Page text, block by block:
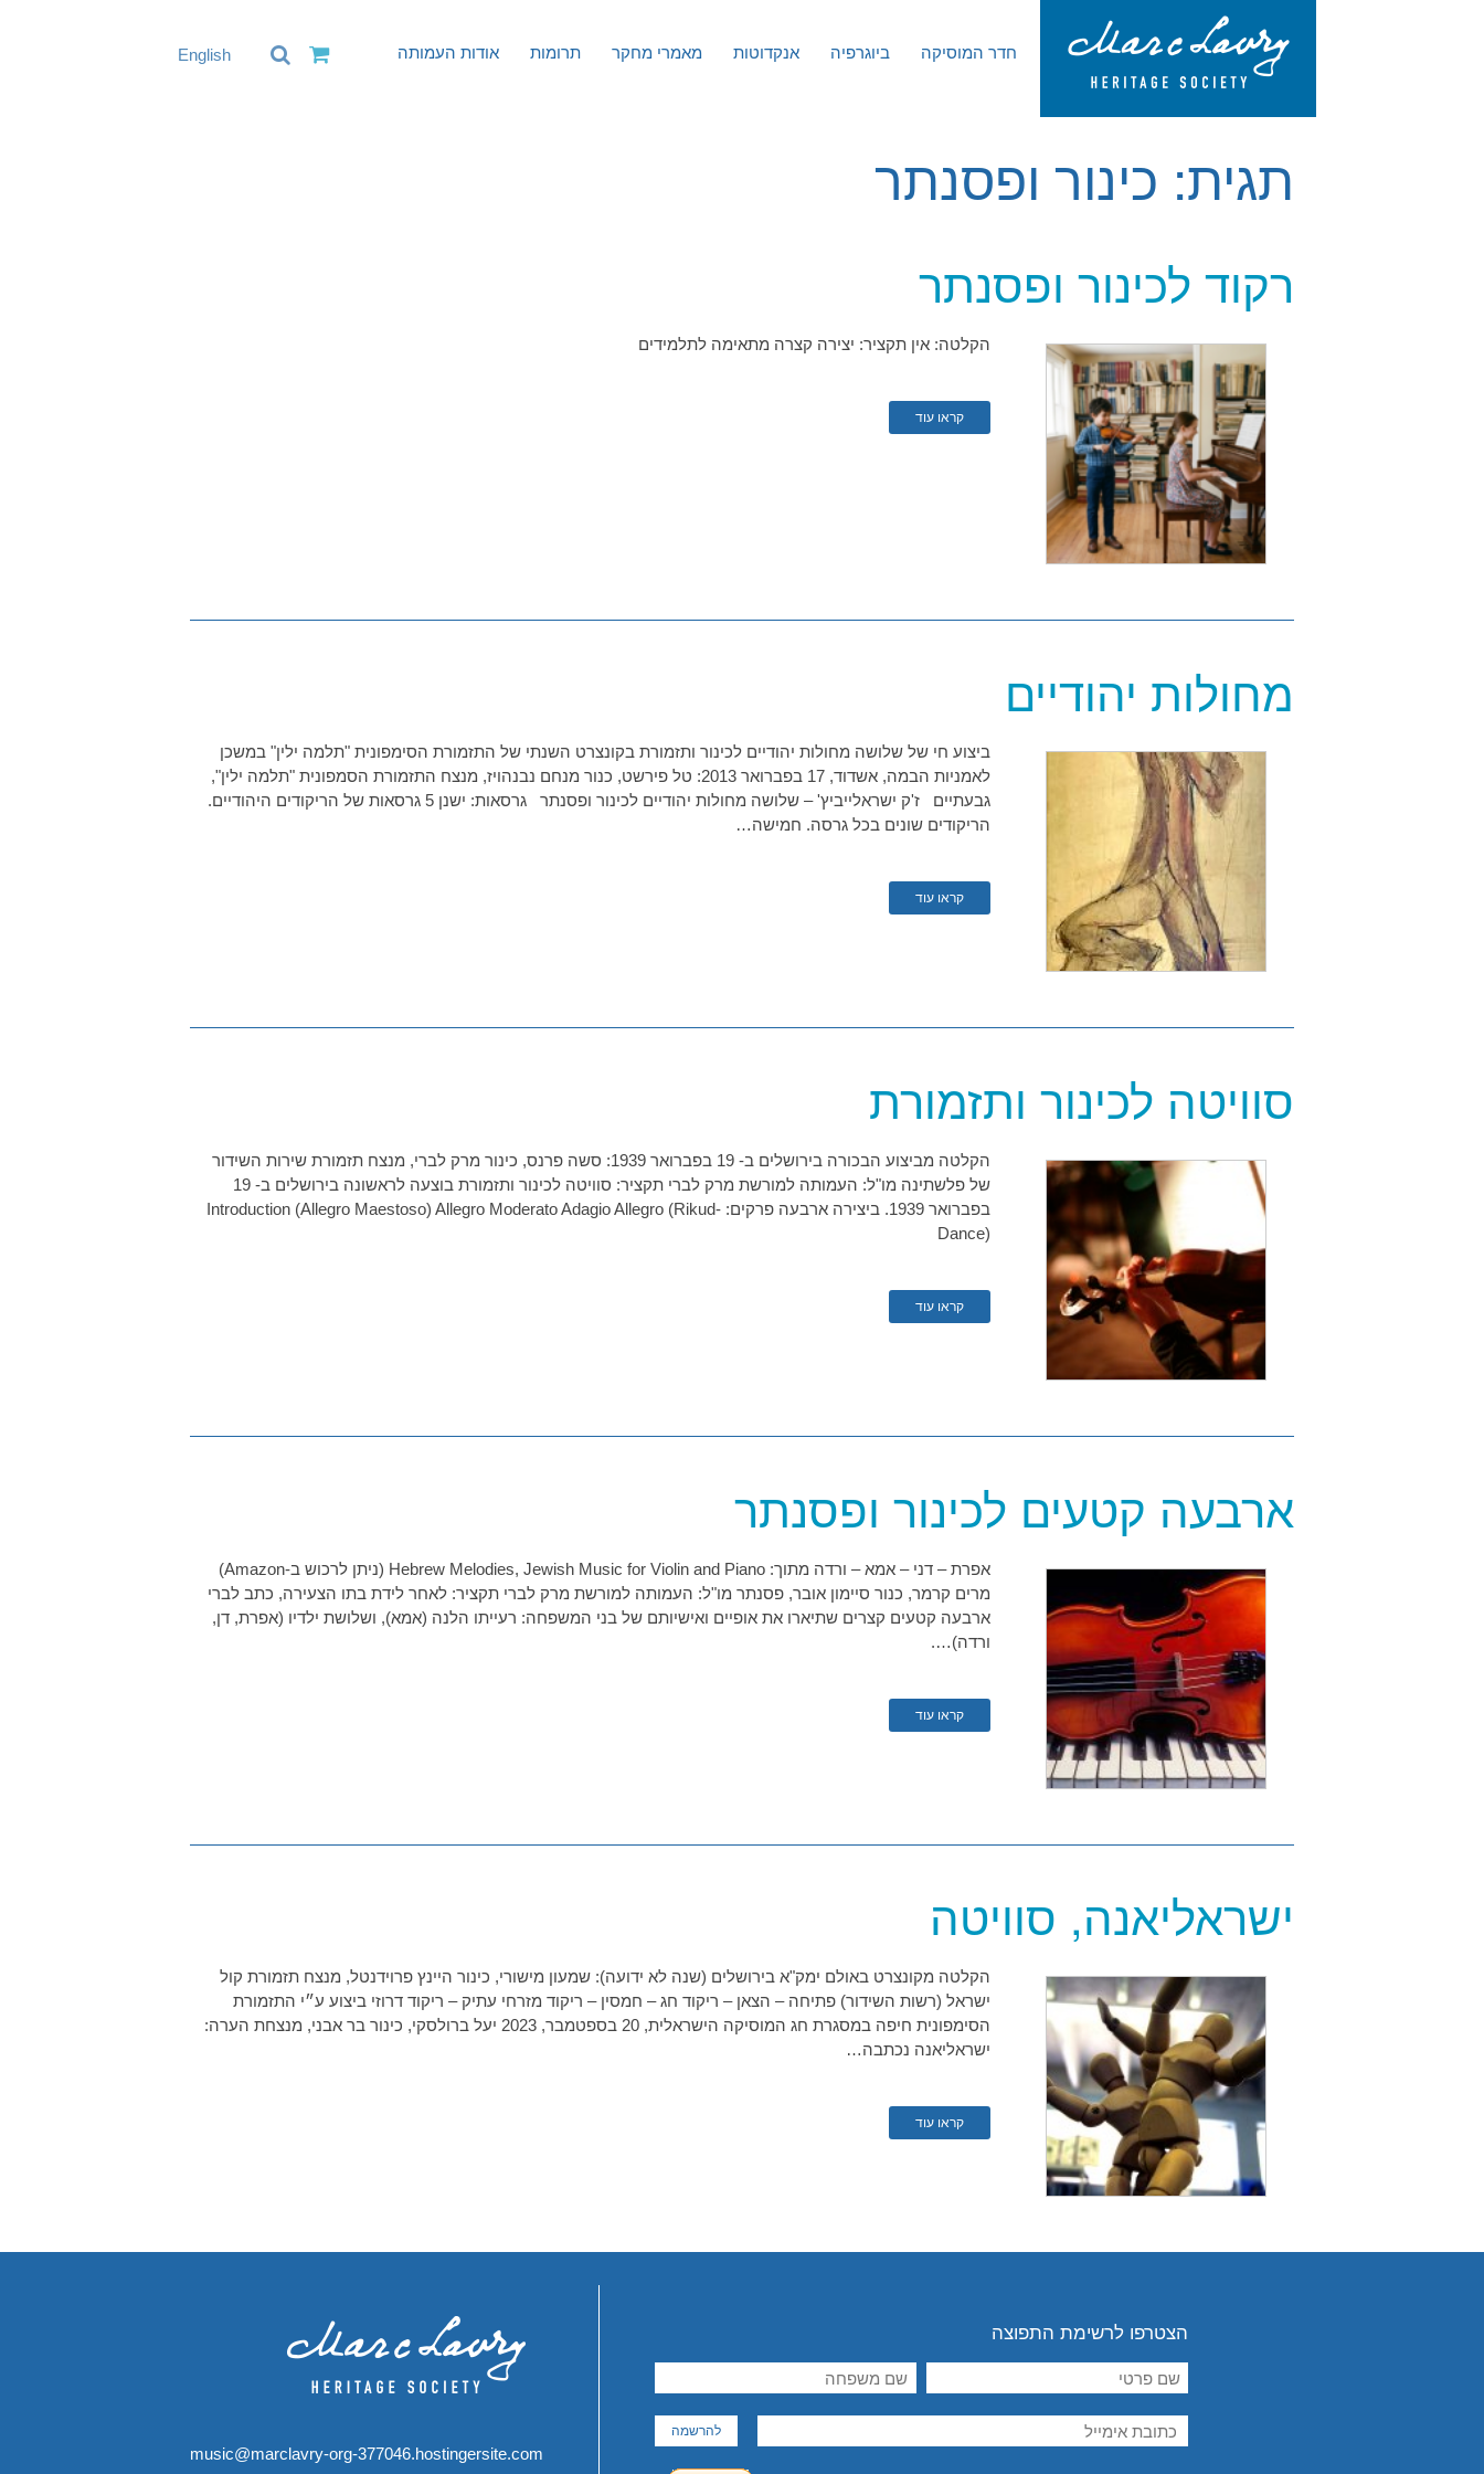
חדר המוסיקה ביוגרפיה אנקדוטות מאמרי מחקר תרומות אודות העמותה English
תגית: כינור ופסנתר
רקוד לכינור ופסנתר
הקלטה: אין תקציר: יצירה קצרה מתאימה לתלמידים
קראו עוד
מחולות יהודיים
ביצוע חי של שלושה מחולות יהודיים לכינור ותזמורת‏ בקונצרט השנתי של התזמורת הסימפונית "תלמה ילין" במשכן
לאמניות הבמה, אשדוד, 17 בפברואר 2013: טל פירשט, כנור מנחם נבנהויז, מנצח התזמורת הסמפונית "תלמה ילין",
גבעתיים ז'ק ישראלייביץ' – שלושה מחולות יהודיים לכינור ופסנתר גרסאות: ישנן 5 גרסאות של הריקודים היהודיים.
הריקודים שונים בכל גרסה. חמישה…
קראו עוד
סוויטה לכינור ותזמורת
הקלטה מביצוע הבכורה בירושלים ב- 19 בפברואר 1939: סשה פרנס, כינור מרק לברי, מנצח תזמורת שירות השידור
של פלשתינה מו"ל: העמותה למורשת מרק לברי תקציר: סוויטה לכינור ותזמורת בוצעה לראשונה בירושלים ב- 19
בפברואר 1939. ביצירה ארבעה פרקים: Introduction (Allegro Maestoso) Allegro Moderato Adagio Allegro (Rikud-
Dance)
קראו עוד
ארבעה קטעים לכינור ופסנתר
אפרת – דני – אמא – ורדה מתוך: Hebrew Melodies, Jewish Music for Violin and Piano (ניתן לרכוש ב-Amazon)
מרים קרמר, כנור סיימון אובר, פסנתר מו"ל: העמותה למורשת מרק לברי תקציר: לאחר לידת בתו הצעירה, כתב לברי
ארבעה קטעים קצרים שתיארו את אופיים ואישיותם של בני המשפחה: רעייתו הלנה (אמא), ושלושת ילדיו (אפרת, דן,
ורדה)….
קראו עוד
ישראליאנה, סוויטה
הקלטה מקונצרט באולם ימק"א בירושלים (שנה לא ידועה): שמעון מישורי, כינור היינץ פרוידנטל, מנצח תזמורת קול
ישראל (רשות השידור) פתיחה – הצאן – ריקוד חג – חמסין – ריקוד מזרחי עתיק – ריקוד דרוזי ביצוע ע״י התזמורת
הסימפונית חיפה במסגרת חג המוסיקה הישראלית, 20 בספטמבר, 2023 יעל ברולסקי, כינור בר אבני, מנצחת הערה:
ישראליאנה נכתבה…
קראו עוד
music@marclavry-org-377046.hostingersite.com
הצטרפו לרשימת התפוצה